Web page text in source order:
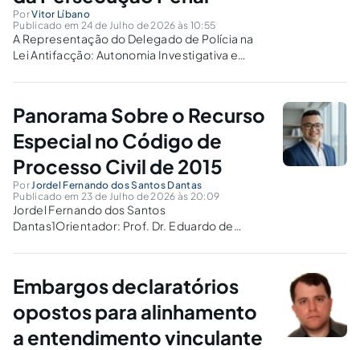
PorVitor Líbano
Publicado em 24 de Julho de 2026 às 10:55
A Representação do Delegado de Polícia na
Lei Antifacção: Autonomia Investigativa e
Moreira Libano1Resumo:Neste texto, fazemos
Antifacção.A investigação criminal
contemporânea exige instrumentos jurídicos
capazes de compatibilizar eficiência...
Panorama Sobre o Recurso
Especial no Código de
Processo Civil de 2015
PorJordel Fernando dos Santos Dantas
Publicado em 23 de Julho de 2026 às 20:09
Jordel Fernando dos Santos
Dantas1Orientador: Prof. Dr. Eduardo de
por objetivo analisar, de forma ampla e crítica,
Processo Civil de 2015 (Lei nº 13.105/2015),
examinando sua evolução...
Embargos declaratórios
opostos para alinhamento
a entendimento vinculante